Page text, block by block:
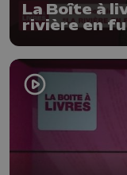
La Boîte à
rivière en